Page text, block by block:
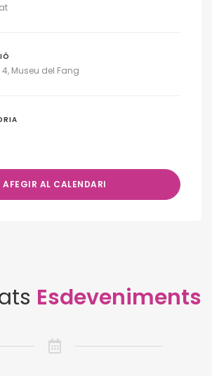
Museu del Fang
AFEGIR AL CALENDARI
Esdeveniments